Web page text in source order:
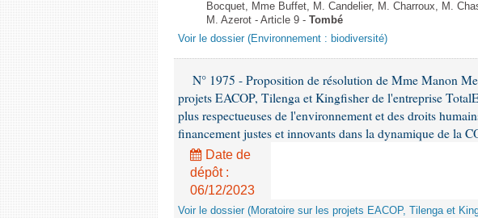
Bocquet, Mme Buffet, M. Candelier, M. Charroux, M.
M. Azerot - Article 9 - Tombé
Voir le dossier (Environnement : biodiversité)
N° 1975 - Proposition de résolution de Mme Manon
projets EACOP, Tilenga et Kingfisher de l'entreprise
plus respectueuses de l'environnement et des droits
financement justes et innovants dans la dynamique de la
Date de
dépôt :
06/12/2023
Voir le dossier (Moratoire sur les projets EACOP, Tilenga et